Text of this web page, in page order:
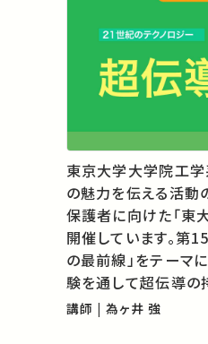
東京大学大学院工学
の魅力を伝える活動
保護者に向けた「東
開催しています。第
の最前線」をテーマ
験を通して超伝導の
した。 ★東大テクノサイエンスカフェ
講師 | 為ヶ井 強